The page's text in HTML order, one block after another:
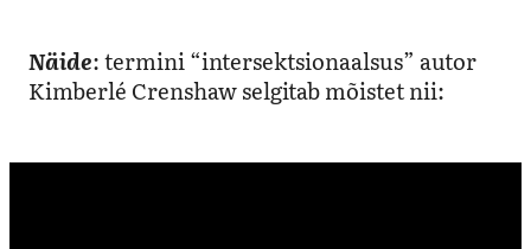
Näide: termini “intersektsionaalsus” autor
Kimberlé Crenshaw selgitab mõistet nii: